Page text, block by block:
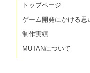
トップページ
ゲーム開発にかける思
制作実績
MUTANについて